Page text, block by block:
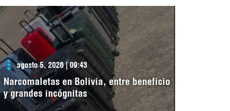
agosto 5, 2026 | 09:43
Narcomaletas en Bolivia, entre beneficio
y grandes incógnitas